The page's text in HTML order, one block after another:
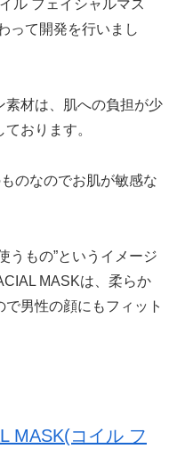
ル フェイシャルマス
って開発を行いまし
素材は、肌への負担が少
おります。
のなのでお肌が敏感な
うもの”というイメージ
MASKは、柔らか
男性の顔にもフィット
MASK(コイル フ